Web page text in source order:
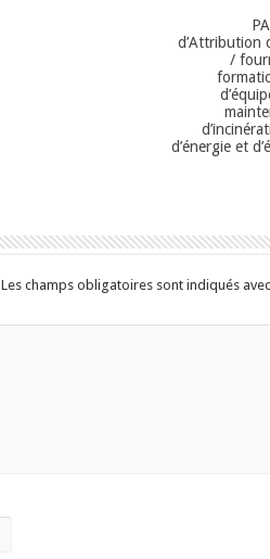
d’Attribution
/
d’énergie et
Les champs obligatoires sont indiqués avec